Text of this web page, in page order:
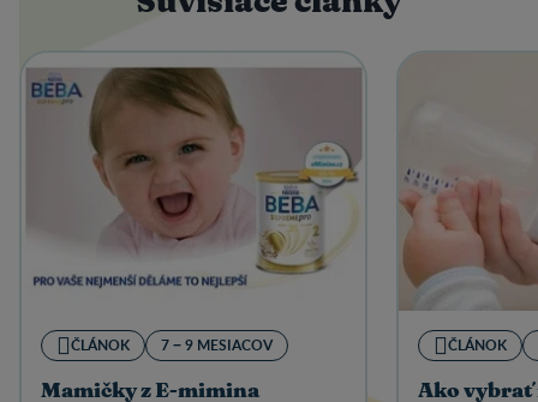
ČLÁNOK 7 − 9 MESIACOV
Mamičky z E-mimina
ČLÁNOK
Ako vybrať